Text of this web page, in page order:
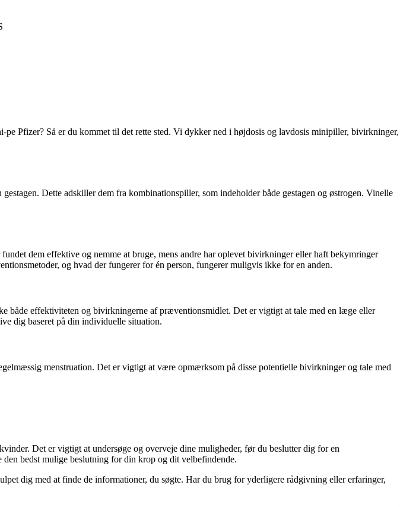
Pfizer? Så er du kommet til det rette sted. Vi dykker ned i højdosis og lavdosis minipiller, bivirkninger,
Dette adskiller dem fra kombinationspiller, som indeholder både gestagen og østrogen. Vinelle
dem effektive og nemme at bruge, mens andre har oplevet bivirkninger eller haft bekymringer
og hvad der fungerer for én person, fungerer muligvis ikke for en anden.
både effektiviteten og bivirkningerne af præventionsmidlet. Det er vigtigt at tale med en læge eller
dig baseret på din individuelle situation.
menstruation. Det er vigtigt at være opmærksom på disse potentielle bivirkninger og tale med
Det er vigtigt at undersøge og overveje dine muligheder, før du beslutter dig for en
bedst mulige beslutning for din krop og dit velbefindende.
dig med at finde de informationer, du søgte. Har du brug for yderligere rådgivning eller erfaringer,